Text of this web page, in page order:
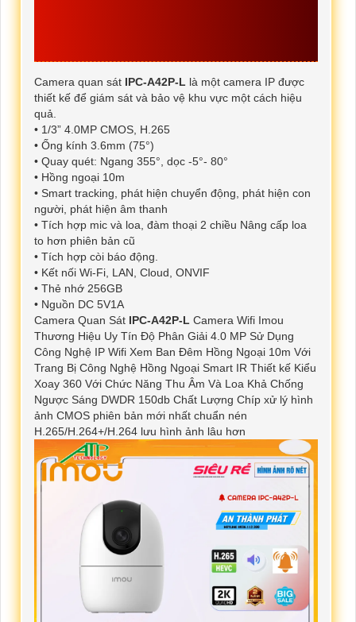
Camera quan sát IPC-A42P-L là một camera IP được
thiết kế để giám sát và bảo vệ khu vực một cách hiệu
quả.
• 1/3” 4.0MP CMOS, H.265
• Ống kính 3.6mm (75°)
• Quay quét: Ngang 355°, dọc -5°- 80°
• Hồng ngoại 10m
• Smart tracking, phát hiện chuyển động, phát hiện con
người, phát hiện âm thanh
• Tích hợp mic và loa, đàm thoại 2 chiều Nâng cấp loa
to hơn phiên bản cũ
• Tích hợp còi báo động.
• Kết nối Wi-Fi, LAN, Cloud, ONVIF
• Thẻ nhớ 256GB
• Nguồn DC 5V1A
Camera Quan Sát IPC-A42P-L Camera Wifi Imou
Thương Hiệu Uy Tín Độ Phân Giải 4.0 MP Sử Dụng
Công Nghệ IP Wifi Xem Ban Đêm Hồng Ngoại 10m Với
Trang Bị Công Nghệ Hồng Ngoại Smart IR Thiết kế Kiểu
Xoay 360 Với Chức Năng Thu Âm Và Loa Khả Chống
Ngược Sáng DWDR 150db Chất Lượng Chíp xử lý hình
ảnh CMOS phiên bản mới nhất chuẩn nén
H.265/H.264+/H.264 lưu hình ảnh lâu hơn